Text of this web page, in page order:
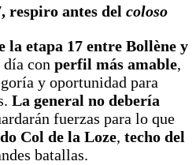
respiro antes del coloso
la etapa 17 entre Bollène y
con perfil más amable,
y oportunidad para
La general no debería
fuerzas para lo que
Col de la Loze, techo del
batallas.